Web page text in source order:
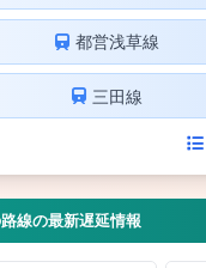
都営浅草線
三田線
線の最新遅延情報